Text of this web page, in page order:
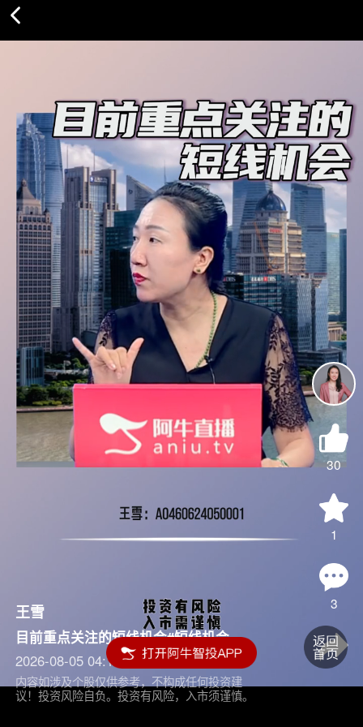
30
1
3
王雪
目前重点关注的短线机会#短线机会
2026-08-05 04:15
内容如涉及个股仅供参考，不构成任何投资建
议！投资风险自负。投资有风险，入市须谨慎。